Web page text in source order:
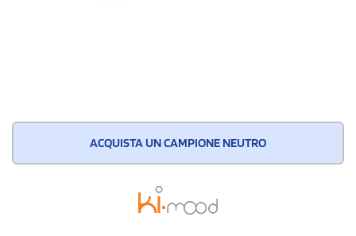
ACQUISTA UN CAMPIONE NEUTRO